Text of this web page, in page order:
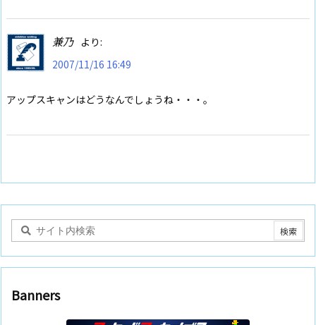
兼乃 より:
2007/11/16 16:49
アップスキャンはどうなんでしょうね・・・。
Banners